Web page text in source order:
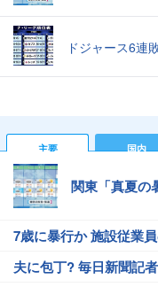
ドジャース6連
主要 国内
関東「真夏の
7歳に暴行か 施設従業
夫に包丁? 毎日新聞記